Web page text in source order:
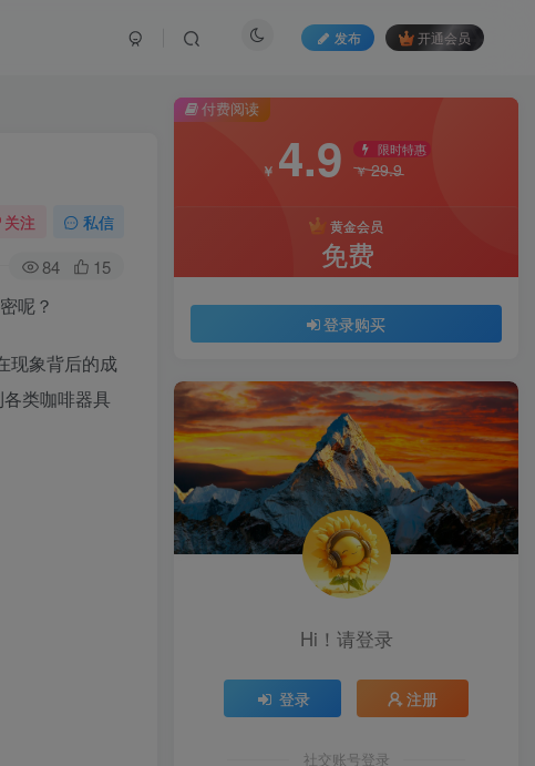
发布 开通会员
关注 私信
84 15
呢？
现象背后的成
类咖啡器具
付费阅读
￥ 4.9 限时特惠
￥29.9
黄金会员
免费
登录购买
Hi！请登录
登录 注册
社交账号登录